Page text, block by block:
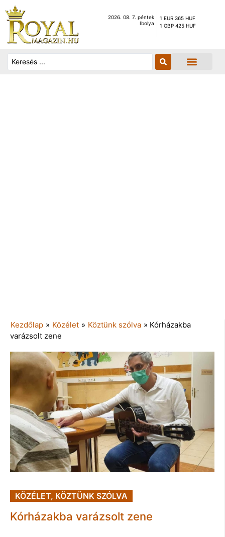
2026. 08. 7. péntek
Ibolya
1 EUR 365 HUF
1 GBP 425 HUF
Kezdőlap » Közélet » Köztünk szólva » Kórházakba
varázsolt zene
KÖZÉLET, KÖZTÜNK SZÓLVA
Kórházakba varázsolt zene